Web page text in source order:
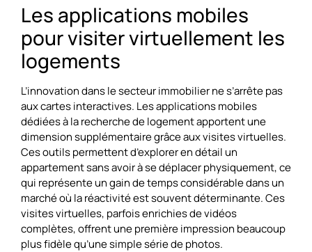
Les applications mobiles
pour visiter virtuellement les
logements
L’innovation dans le secteur immobilier ne s’arrête pas
aux cartes interactives. Les applications mobiles
dédiées à la recherche de logement apportent une
dimension supplémentaire grâce aux visites virtuelles.
Ces outils permettent d’explorer en détail un
appartement sans avoir à se déplacer physiquement, ce
qui représente un gain de temps considérable dans un
marché où la réactivité est souvent déterminante. Ces
visites virtuelles, parfois enrichies de vidéos
complètes, offrent une première impression beaucoup
plus fidèle qu’une simple série de photos.